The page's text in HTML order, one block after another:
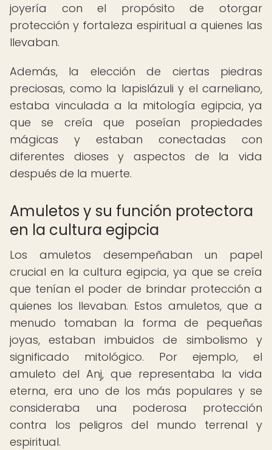
joyería con el propósito de otorgar
protección y fortaleza espiritual a quienes las
llevaban.
Además, la elección de ciertas piedras
preciosas, como la lapislázuli y el carneliano,
estaba vinculada a la mitología egipcia, ya
que se creía que poseían propiedades
mágicas y estaban conectadas con
diferentes dioses y aspectos de la vida
después de la muerte.
Amuletos y su función protectora
en la cultura egipcia
Los amuletos desempeñaban un papel
crucial en la cultura egipcia, ya que se creía
que tenían el poder de brindar protección a
quienes los llevaban. Estos amuletos, que a
menudo tomaban la forma de pequeñas
joyas, estaban imbuidos de simbolismo y
significado mitológico. Por ejemplo, el
amuleto del Anj, que representaba la vida
eterna, era uno de los más populares y se
consideraba una poderosa protección
contra los peligros del mundo terrenal y
espiritual.